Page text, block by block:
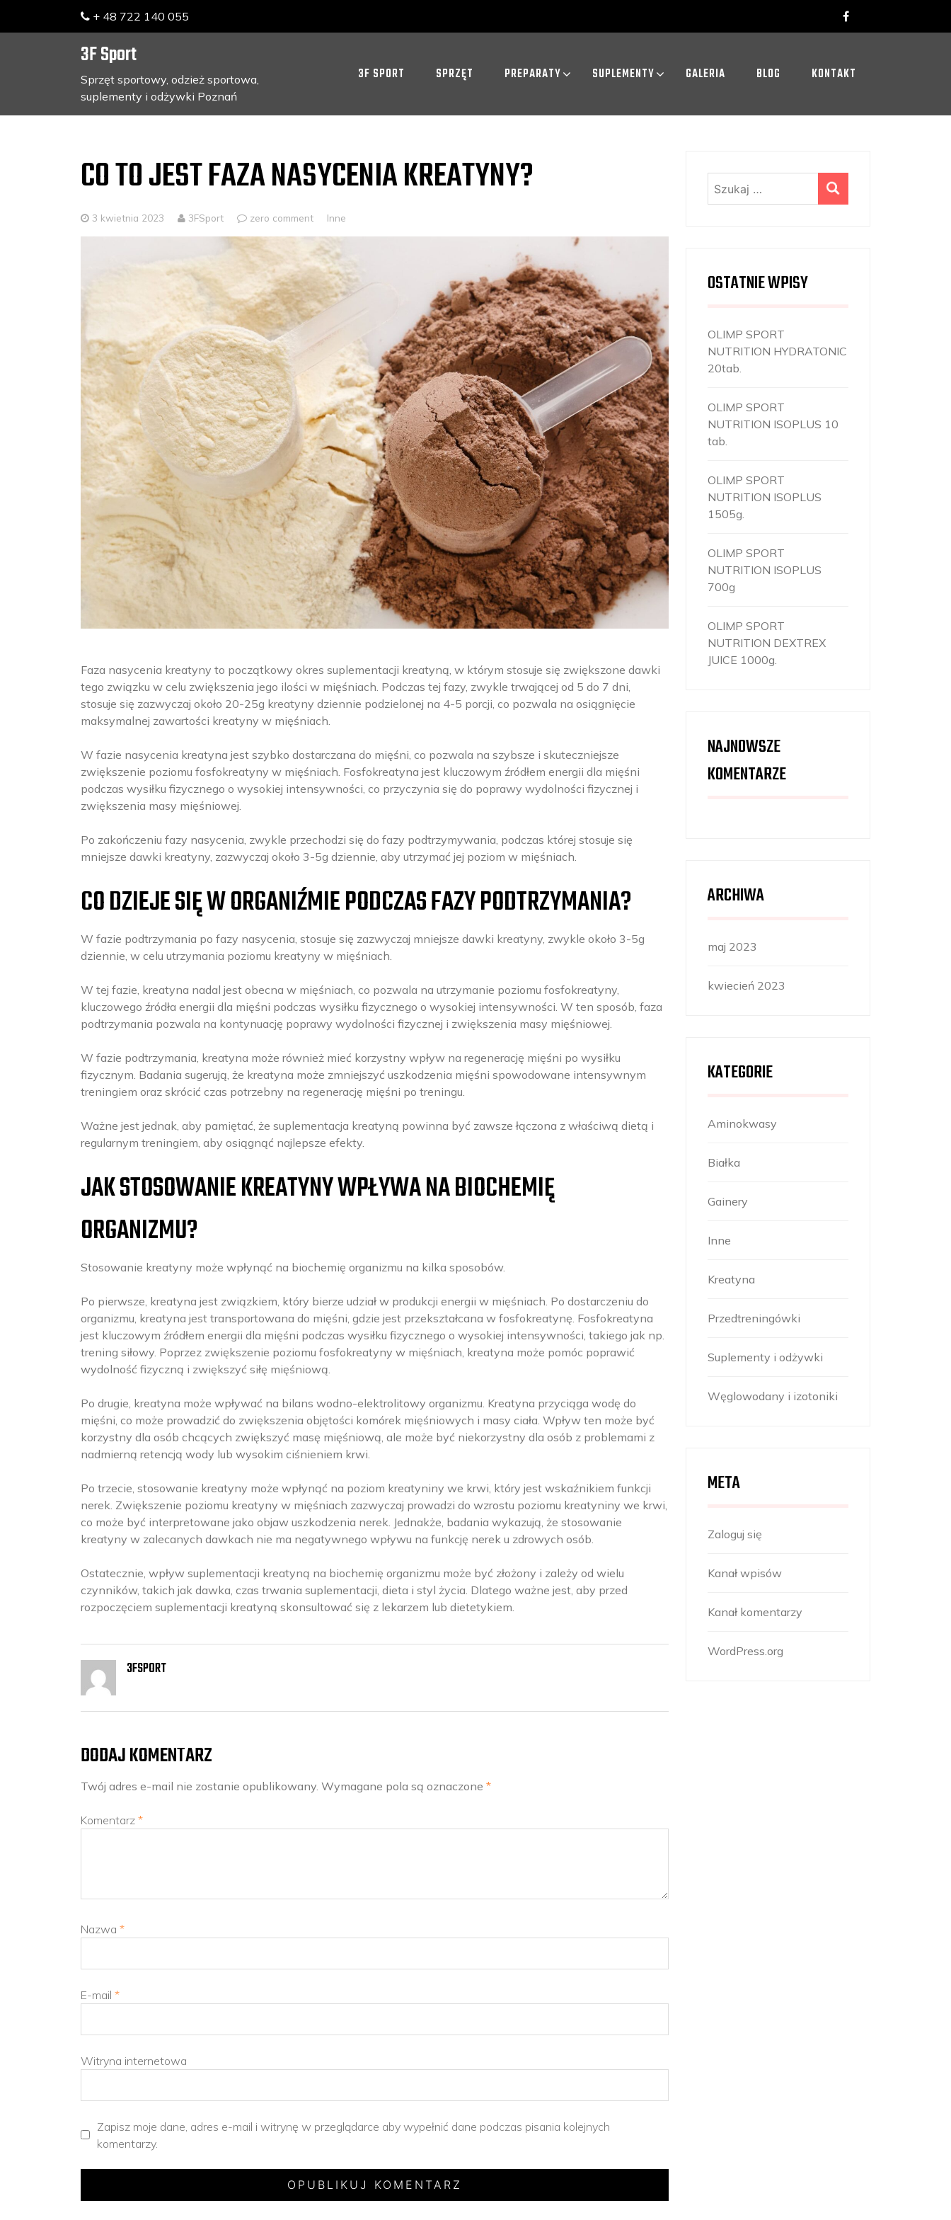
+ 48 722 140 055
3F Sport
Sprzęt sportowy, odzież sportowa,
suplementy i odżywki Poznań
3F SPORT SPRZĘT PREPARATY SUPLEMENTY GALERIA BLOG KONTAKT
CO TO JEST FAZA NASYCENIA KREATYNY?
3 kwietnia 2023 3FSport zero comment Inne
Faza nasycenia kreatyny to początkowy okres suplementacji kreatyną, w którym stosuje się zwiększone dawki
tego związku w celu zwiększenia jego ilości w mięśniach. Podczas tej fazy, zwykle trwającej od 5 do 7 dni,
stosuje się zazwyczaj około 20-25g kreatyny dziennie podzielonej na 4-5 porcji, co pozwala na osiągnięcie
maksymalnej zawartości kreatyny w mięśniach.
W fazie nasycenia kreatyna jest szybko dostarczana do mięśni, co pozwala na szybsze i skuteczniejsze
zwiększenie poziomu fosfokreatyny w mięśniach. Fosfokreatyna jest kluczowym źródłem energii dla mięśni
podczas wysiłku fizycznego o wysokiej intensywności, co przyczynia się do poprawy wydolności fizycznej i
zwiększenia masy mięśniowej.
Po zakończeniu fazy nasycenia, zwykle przechodzi się do fazy podtrzymywania, podczas której stosuje się
mniejsze dawki kreatyny, zazwyczaj około 3-5g dziennie, aby utrzymać jej poziom w mięśniach.
CO DZIEJE SIĘ W ORGANIŹMIE PODCZAS FAZY PODTRZYMANIA?
W fazie podtrzymania po fazy nasycenia, stosuje się zazwyczaj mniejsze dawki kreatyny, zwykle około 3-5g
dziennie, w celu utrzymania poziomu kreatyny w mięśniach.
W tej fazie, kreatyna nadal jest obecna w mięśniach, co pozwala na utrzymanie poziomu fosfokreatyny,
kluczowego źródła energii dla mięśni podczas wysiłku fizycznego o wysokiej intensywności. W ten sposób, faza
podtrzymania pozwala na kontynuację poprawy wydolności fizycznej i zwiększenia masy mięśniowej.
W fazie podtrzymania, kreatyna może również mieć korzystny wpływ na regenerację mięśni po wysiłku
fizycznym. Badania sugerują, że kreatyna może zmniejszyć uszkodzenia mięśni spowodowane intensywnym
treningiem oraz skrócić czas potrzebny na regenerację mięśni po treningu.
Ważne jest jednak, aby pamiętać, że suplementacja kreatyną powinna być zawsze łączona z właściwą dietą i
regularnym treningiem, aby osiągnąć najlepsze efekty.
JAK STOSOWANIE KREATYNY WPŁYWA NA BIOCHEMIĘ
ORGANIZMU?
Stosowanie kreatyny może wpłynąć na biochemię organizmu na kilka sposobów.
Po pierwsze, kreatyna jest związkiem, który bierze udział w produkcji energii w mięśniach. Po dostarczeniu do
organizmu, kreatyna jest transportowana do mięśni, gdzie jest przekształcana w fosfokreatynę. Fosfokreatyna
jest kluczowym źródłem energii dla mięśni podczas wysiłku fizycznego o wysokiej intensywności, takiego jak np.
trening siłowy. Poprzez zwiększenie poziomu fosfokreatyny w mięśniach, kreatyna może pomóc poprawić
wydolność fizyczną i zwiększyć siłę mięśniową.
Po drugie, kreatyna może wpływać na bilans wodno-elektrolitowy organizmu. Kreatyna przyciąga wodę do
mięśni, co może prowadzić do zwiększenia objętości komórek mięśniowych i masy ciała. Wpływ ten może być
korzystny dla osób chcących zwiększyć masę mięśniową, ale może być niekorzystny dla osób z problemami z
nadmierną retencją wody lub wysokim ciśnieniem krwi.
Po trzecie, stosowanie kreatyny może wpłynąć na poziom kreatyniny we krwi, który jest wskaźnikiem funkcji
nerek. Zwiększenie poziomu kreatyny w mięśniach zazwyczaj prowadzi do wzrostu poziomu kreatyniny we krwi,
co może być interpretowane jako objaw uszkodzenia nerek. Jednakże, badania wykazują, że stosowanie
kreatyny w zalecanych dawkach nie ma negatywnego wpływu na funkcję nerek u zdrowych osób.
Ostatecznie, wpływ suplementacji kreatyną na biochemię organizmu może być złożony i zależy od wielu
czynników, takich jak dawka, czas trwania suplementacji, dieta i styl życia. Dlatego ważne jest, aby przed
rozpoczęciem suplementacji kreatyną skonsultować się z lekarzem lub dietetykiem.
3FSPORT
DODAJ KOMENTARZ
Twój adres e-mail nie zostanie opublikowany. Wymagane pola są oznaczone *
Komentarz *
Nazwa *
E-mail *
Witryna internetowa
Zapisz moje dane, adres e-mail i witrynę w przeglądarce aby wypełnić dane podczas pisania kolejnych
komentarzy.
OSTATNIE WPISY
OLIMP SPORT
NUTRITION HYDRATONIC
20tab.
OLIMP SPORT
NUTRITION ISOPLUS 10
tab.
OLIMP SPORT
NUTRITION ISOPLUS
1505g.
OLIMP SPORT
NUTRITION ISOPLUS
700g
OLIMP SPORT
NUTRITION DEXTREX
JUICE 1000g.
NAJNOWSZE
KOMENTARZE
ARCHIWA
maj 2023
kwiecień 2023
KATEGORIE
Aminokwasy
Białka
Gainery
Inne
Kreatyna
Przedtreningówki
Suplementy i odżywki
Węglowodany i izotoniki
META
Zaloguj się
Kanał wpisów
Kanał komentarzy
WordPress.org